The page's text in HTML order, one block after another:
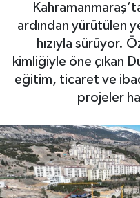
ardından yürütülen
hızıyla sürüyor.
kimliğiyle öne çıkan
eğitim, ticaret ve
projeler
SİYASET
EKONOMİ
GÜNDEM
SAĞLIK
EĞİTİM
Süper Lig Puan
Tüm Manşetler
Son Dakika